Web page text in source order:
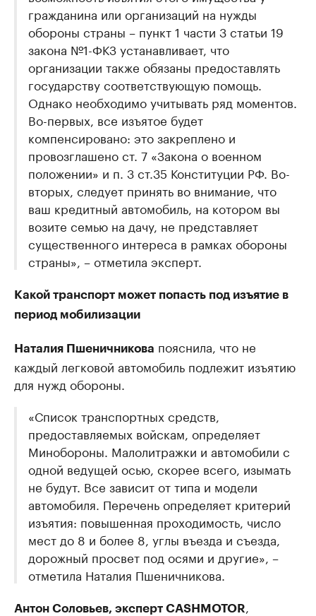
гражданина или организаций на нужды
обороны страны – пункт 1 части 3 статьи 19
закона №1-ФКЗ устанавливает, что
организации также обязаны предоставлять
государству соответствующую помощь.
Однако необходимо учитывать ряд моментов.
Во-первых, все изъятое будет
компенсировано: это закреплено и
провозглашено ст. 7 «Закона о военном
положении» и п. 3 ст.35 Конституции РФ. Во-
вторых, следует принять во внимание, что
ваш кредитный автомобиль, на котором вы
возите семью на дачу, не представляет
существенного интереса в рамках обороны
страны», – отметила эксперт.
Какой транспорт может попасть под изъятие в
период мобилизации
Наталия Пшеничникова пояснила, что не
каждый легковой автомобиль подлежит изъятию
для нужд обороны.
«Список транспортных средств,
предоставляемых войскам, определяет
Минобороны. Малолитражки и автомобили с
одной ведущей осью, скорее всего, изымать
не будут. Все зависит от типа и модели
автомобиля. Перечень определяет критерий
изъятия: повышенная проходимость, число
мест до 8 и более 8, углы въезда и съезда,
дорожный просвет под осями и другие», –
отметила Наталия Пшеничникова.
Антон Соловьев, эксперт CASHMOTOR